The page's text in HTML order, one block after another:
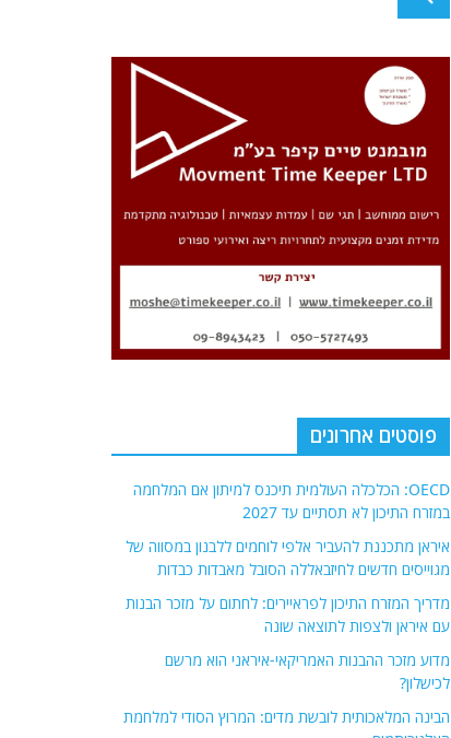
פוסטים אחרונים
OECD: הכלכלה העולמית תיכנס למיתון אם המלחמה
במזרח התיכון לא תסתיים עד 2027
איראן מתכננת להעביר אלפי לוחמים ללבנון במסווה של
מגוייסים חדשים לחיזבאללה הסובל מאבדות כבדות
מדריך המזרח התיכון לפראיירים: לחתום על מזכר הבנות
עם איראן ולצפות לתוצאה שונה
מדוע מזכר ההבנות האמריקאי-איראני הוא מרשם
לכישלון?
הבינה המלאכותית לובשת מדים: המרוץ הסודי למלחמת